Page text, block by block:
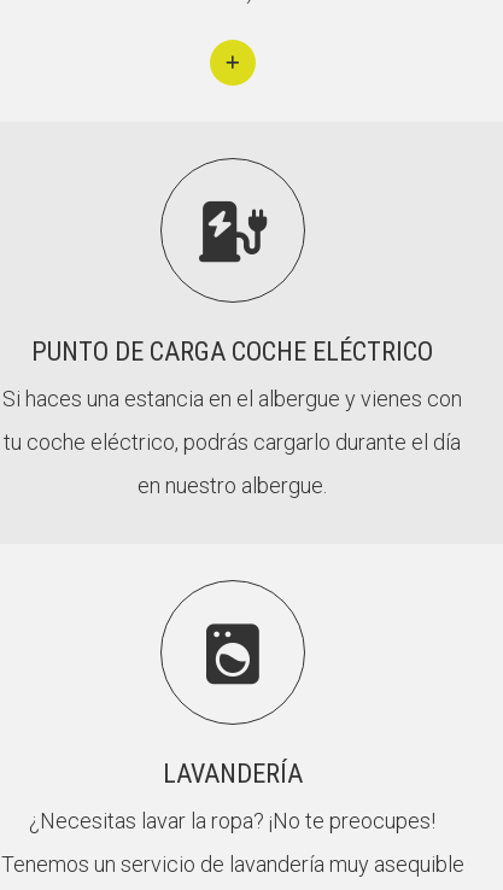

PUNTO DE CARGA COCHE ELÉCTRICO
Si haces una estancia en el albergue y vienes con
tu coche eléctrico, podrás cargarlo durante el día
en nuestro albergue.

LAVANDERÍA
¿Necesitas lavar la ropa? ¡No te preocupes!
Tenemos un servicio de lavandería muy asequible